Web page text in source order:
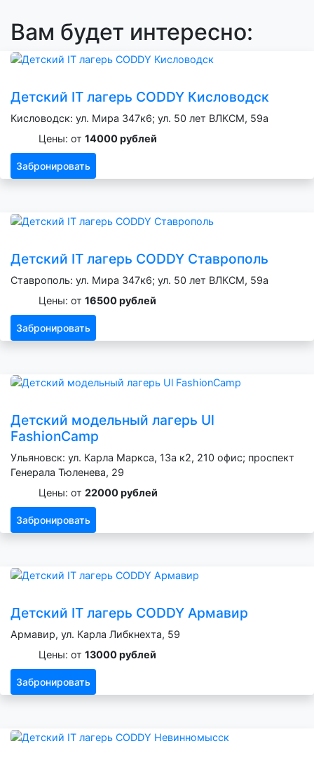
Вам будет интересно:
Детский IT лагерь CODDY Кисловодск
Кисловодск: ул. Мира 347к6; ул. 50 лет ВЛКСМ, 59а
Цены: от 14000 рублей
Забронировать
Детский IT лагерь CODDY Ставрополь
Ставрополь: ул. Мира 347к6; ул. 50 лет ВЛКСМ, 59а
Цены: от 16500 рублей
Забронировать
Детский модельный лагерь Ul
FashionCamp
Ульяновск: ул. Карла Маркса, 13а к2, 210 офис; проспект
Генерала Тюленева, 29
Цены: от 22000 рублей
Забронировать
Детский IT лагерь CODDY Армавир
Армавир, ул. Карла Либкнехта, 59
Цены: от 13000 рублей
Забронировать